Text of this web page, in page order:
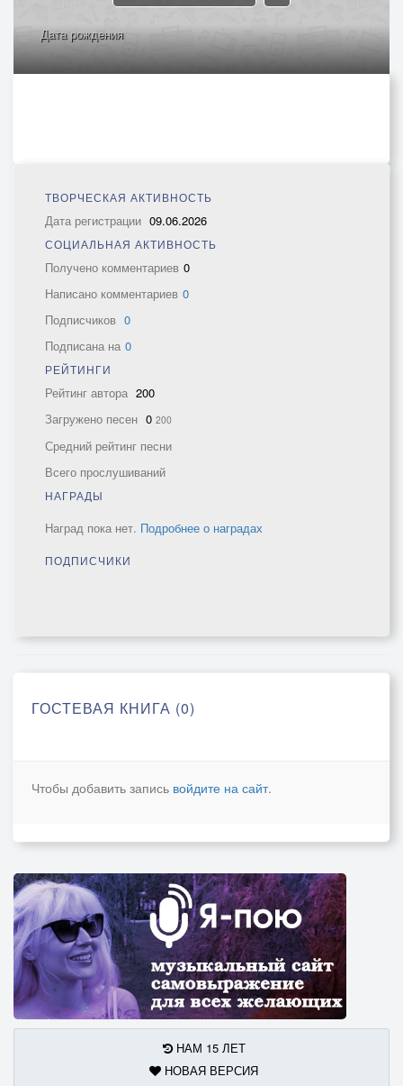
Дата рождения
ТВОРЧЕСКАЯ АКТИВНОСТЬ
Дата регистрации 09.06.2026
СОЦИАЛЬНАЯ АКТИВНОСТЬ
Получено комментариев 0
Написано комментариев 0
Подписчиков 0
Подписана на 0
РЕЙТИНГИ
Рейтинг автора 200
Загружено песен 0 200
Средний рейтинг песни
Всего прослушиваний
НАГРАДЫ
Наград пока нет. Подробнее о наградах
ПОДПИСЧИКИ
ГОСТЕВАЯ КНИГА (0)
Чтобы добавить запись войдите на сайт.
НАМ 15 ЛЕТ
НОВАЯ ВЕРСИЯ